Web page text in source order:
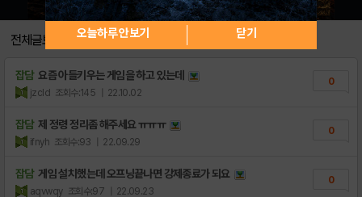
전체글보기
잡담 요즘 아들키우는 게임을 하고 있는데
jzcld 조회수:145 | 22.10.02
0
잡담 제 정령 정리좀 해주세요 ㅠㅠㅠ
ifnyh 조회수:93 | 22.09.29
0
잡담 게임 설치했는데 오프닝끝나면 강제종료가 되요
aqvwqy 조회수:97 | 22.09.23
0
오늘하루 안보기 닫기